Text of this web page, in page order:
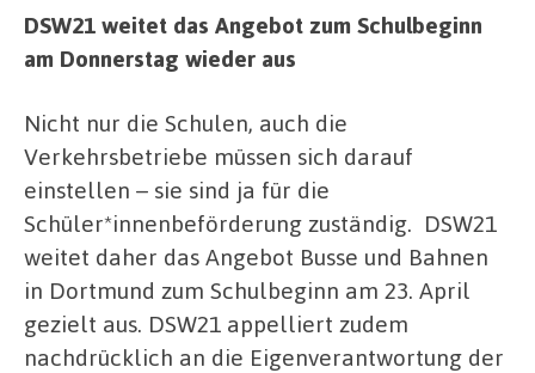
DSW21 weitet das Angebot zum Schulbeginn
am Donnerstag wieder aus
Nicht nur die Schulen, auch die
Verkehrsbetriebe müssen sich darauf
einstellen – sie sind ja für die
Schüler*innenbeförderung zuständig. DSW21
weitet daher das Angebot Busse und Bahnen
in Dortmund zum Schulbeginn am 23. April
gezielt aus. DSW21 appelliert zudem
nachdrücklich an die Eigenverantwortung der